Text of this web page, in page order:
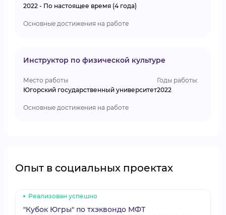
2022 - По настоящее время (4 года)
Основные достижения на работе
Инструктор по физической культуре
Место работы
Югорский государственный университет
Годы работы:
2022
Основные достижения на работе
Опыт в социальных проектах
Реализован успешно
"Кубок Югры" по тхэквондо МФТ